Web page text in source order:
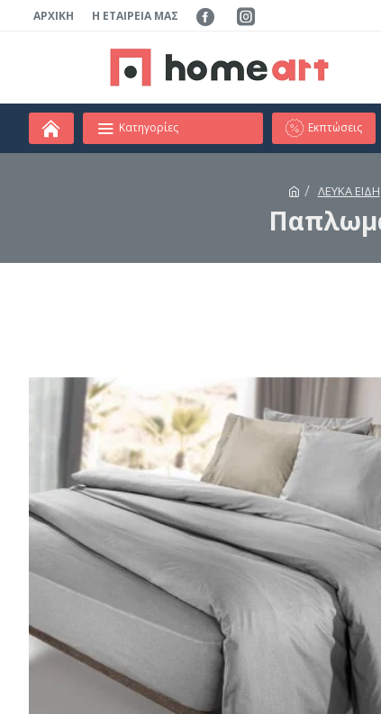
ΑΡΧΙΚΉ Η ΕΤΑΙΡΕΊΑ ΜΑΣ
Κατηγορίες Εκπτώσεις
ΛΕΥΚΑ ΕΙΔΗ